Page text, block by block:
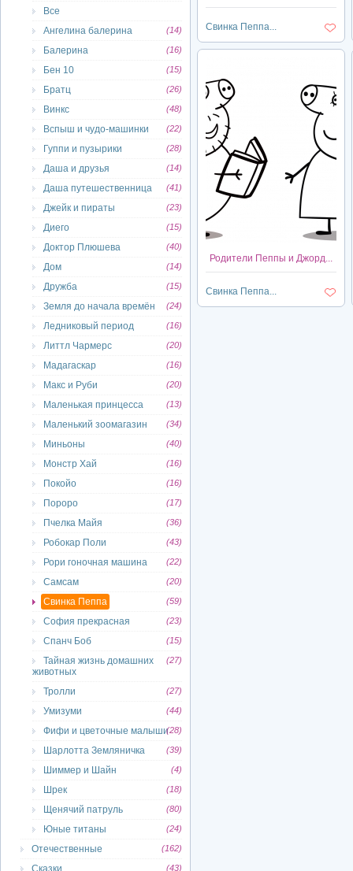
Все
Ангелина балерина
(14)
Балерина (16)
Бен 10 (15)
Братц (26)
Винкс (48)
Вспыш и чудо-машинки (22)
Гуппи и пузырики (28)
Даша и друзья (14)
Даша путешественница (41)
Джейк и пираты (23)
Диего (15)
Доктор Плюшева (40)
Дом (14)
Дружба (15)
Земля до начала времён (24)
Ледниковый период (16)
Литтл Чармерс (20)
Мадагаскар (16)
Макс и Руби (20)
Маленькая принцесса (13)
Маленький зоомагазин (34)
Миньоны (40)
Монстр Хай (16)
Покойо (16)
Пороро (17)
Пчелка Майя (36)
Робокар Поли (43)
Рори гоночная машина (22)
Самсам (20)
Свинка Пеппа (59)
София прекрасная (23)
Спанч Боб (15)
Тайная жизнь домашних
животных
(27)
Тролли (27)
Умизуми (44)
Фифи и цветочные малыши(28)
Шарлотта Земляничка (39)
Шиммер и Шайн (4)
Шрек (18)
Щенячий патруль (80)
Юные титаны (24)
Отечественные (162)
Сказки (43)
Свинка Пеппа...
Родители Пеппы и Джорд...
Свинка Пеппа...